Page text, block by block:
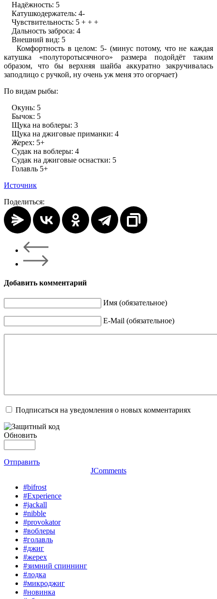
Надёжность: 5
Катушкодержатель: 4-
Чувствительность: 5 + + +
Дальность заброса: 4
Внешний вид: 5
Комфортность в целом: 5- (минус потому, что не каждая
катушка «полуторотысячного» размера подойдёт таким
образом, что бы верхняя шайба аккуратно закручивалась
заподлицо с ручкой, ну очень уж меня это огорчает)
По видам рыбы:
Окунь: 5
Бычок: 5
Щука на воблеры: 3
Щука на джиговые приманки: 4
Жерех: 5+
Судак на воблеры: 4
Судак на джиговые оснастки: 5
Голавль 5+
Источник
Поделиться:
Добавить комментарий
Имя (обязательное)
E-Mail (обязательное)
Подписаться на уведомления о новых комментариях
Обновить
Отправить
JComments
#bifrost
#Experience
#jackall
#nibble
#provokator
#воблеры
#голавль
#джиг
#жерех
#зимний спиннинг
#лодка
#микроджиг
#новинка